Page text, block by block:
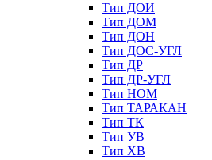
Тип ДОИ
Тип ДОМ
Тип ДОН
Тип ДОС-УГЛ
Тип ДР
Тип ДР-УГЛ
Тип НОМ
Тип ТАРАКАН
Тип ТК
Тип УВ
Тип ХВ